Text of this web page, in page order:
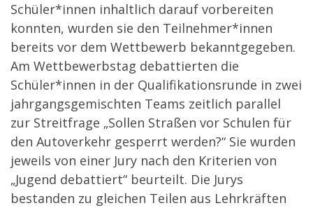
Schüler*innen inhaltlich darauf vorbereiten
konnten, wurden sie den Teilnehmer*innen
bereits vor dem Wettbewerb bekanntgegeben.
Am Wettbewerbstag debattierten die
Schüler*innen in der Qualifikationsrunde in zwei
jahrgangsgemischten Teams zeitlich parallel
zur Streitfrage „Sollen Straßen vor Schulen für
den Autoverkehr gesperrt werden?“ Sie wurden
jeweils von einer Jury nach den Kriterien von
„Jugend debattiert“ beurteilt. Die Jurys
bestanden zu gleichen Teilen aus Lehrkräften